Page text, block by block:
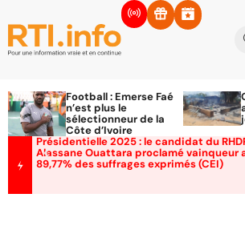
Football : Emerse Faé
n’est plus le
sélectionneur de la
Côte d’Ivoire
Présidentielle 2025 : le candidat du
Alassane Ouattara proclamé vainqueur
89,77% des suffrages exprimés (CEI)